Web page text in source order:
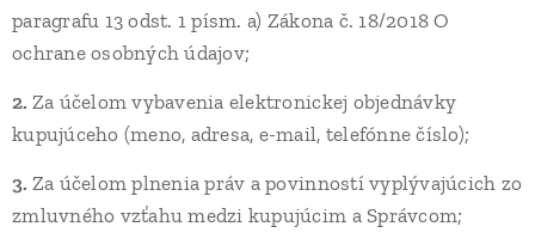
paragrafu 13 odst. 1 písm. a) Zákona č. 18/2018 O
ochrane osobných údajov;
2. Za účelom vybavenia elektronickej objednávky
kupujúceho (meno, adresa, e-mail, telefónne číslo);
3. Za účelom plnenia práv a povinností vyplývajúcich zo
zmluvného vzťahu medzi kupujúcim a Správcom;